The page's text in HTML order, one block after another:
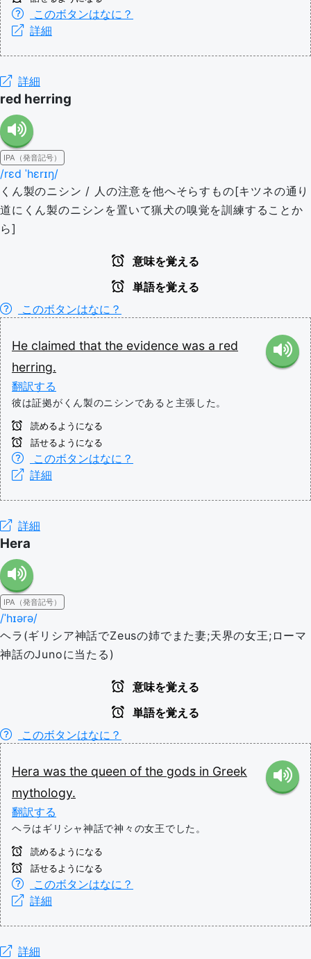
このボタンはなに？
詳細
詳細
red herring
IPA（発音記号）
/rɛd ˈhɛrɪŋ/
くん製のニシン / 人の注意を他へそらすもの[キツネの通り
道にくん製のニシンを置いて猟犬の嗅覚を訓練することか
ら]
意味を覚える
単語を覚える
このボタンはなに？
He claimed that the evidence was a red
herring.
翻訳する
彼は証拠がくん製のニシンであると主張した。
読めるようになる
話せるようになる
このボタンはなに？
詳細
詳細
Hera
IPA（発音記号）
/ˈhɪərə/
ヘラ(ギリシア神話でZeusの姉でまた妻;天界の女王;ローマ
神話のJunoに当たる)
意味を覚える
単語を覚える
このボタンはなに？
Hera was the queen of the gods in Greek
mythology.
翻訳する
ヘラはギリシャ神話で神々の女王でした。
読めるようになる
話せるようになる
このボタンはなに？
詳細
詳細